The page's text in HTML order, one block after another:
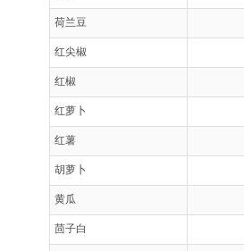
荷兰豆
红尖椒
红椒
红萝卜
红薯
胡萝卜
黄瓜
茴子白